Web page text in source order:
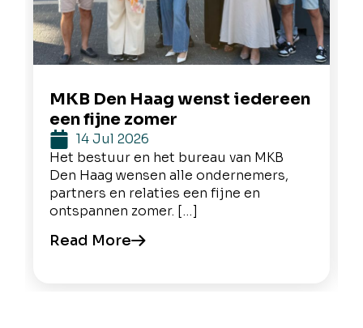
MKB Den Haag wenst iedereen
een fijne zomer
14 Jul 2026
Het bestuur en het bureau van MKB
Den Haag wensen alle ondernemers,
partners en relaties een fijne en
ontspannen zomer. […]
Read More